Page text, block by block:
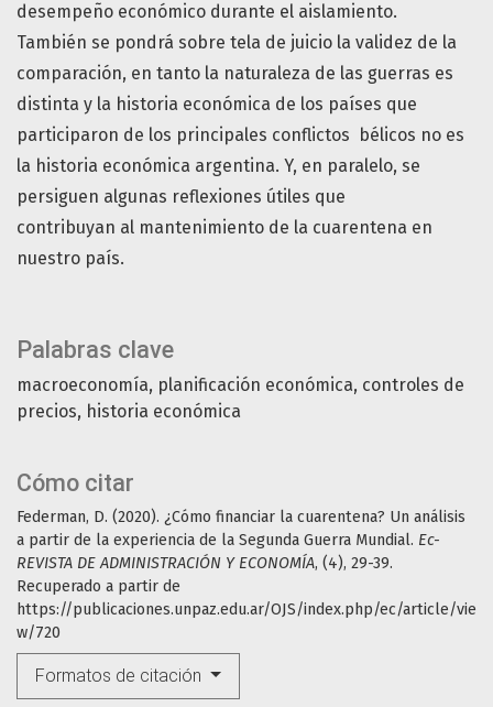
Palabras clave
macroeconomía planificación económica controles de
precios
historia económica
Cómo citar
Federman, D. (2020). ¿Cómo financiar la cuarentena? Un análisis
a partir de la experiencia de la Segunda Guerra Mundial. Ec-
REVISTA DE ADMINISTRACIÓN Y ECONOMÍA, (4), 29-39.
Recuperado a partir de
https://publicaciones.unpaz.edu.ar/OJS/index.php/ec/article/vie
w/720
Formatos de citación
desempeño económico durante el aislamiento.
También se pondrá sobre tela de juicio la validez de la
comparación, en tanto la naturaleza de las guerras es
distinta y la historia económica de los países que
participaron de los principales conflictos bélicos no es
la historia económica argentina. Y, en paralelo, se
persiguen algunas reflexiones útiles que
contribuyan al mantenimiento de la cuarentena en
nuestro país.